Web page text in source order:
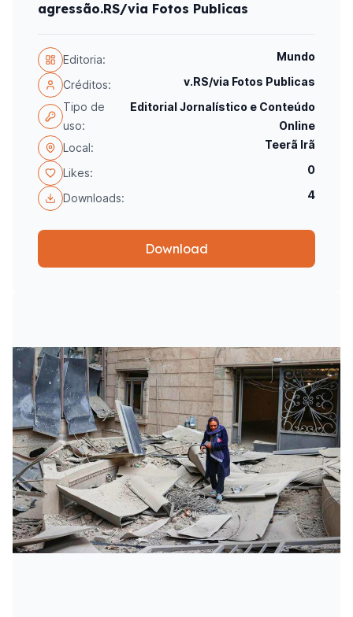
agressão.RS/via Fotos Publicas
Editoria: Mundo
Créditos:
v.RS/via Fotos Publicas
Tipo de
uso:
Editorial Jornalístico e Conteúdo
Online
Local:
Teerã Irã
Likes: 0
Downloads: 4
Download